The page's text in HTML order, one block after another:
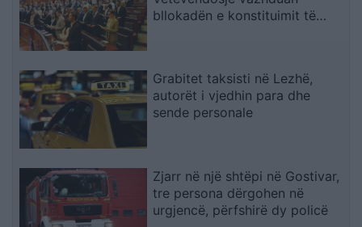
bllokadën e konstituimit të
Grabitet taksisti në Lezhë,
autorët i vjedhin para dhe
sende personale
Zjarr në një shtëpi në Gostivar,
tre persona dërgohen në
urgjencë, përfshirë dy policë